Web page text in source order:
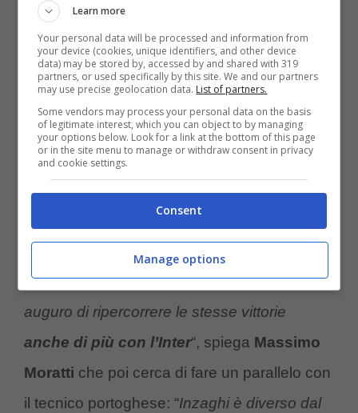
di Simone Inzaghi che in questi tre anni ha
stupito per la sua capacità di vincere e
conquistare i trofei ogni anno, tanto che lo
accosta a un allenatore che ha fatto la storia
della società come José Mourinho, un
allenatore a cui lo stesso Moratti è
legatissimo.
per me è unico, a lui mi legano anni di
successi straordinari e aSimone Inzaghi
auguro di ripercorrere le stesse vittorie
anche di più con l’Inter“, spiega Massimo
Moratti che poi cerca di fare un parallelo con
il tecnico portoghese: “Inzaghi è diverso dal
Learn more
Your personal data will be processed and information from
your device (cookies, unique identifiers, and other device
data) may be stored by, accessed by and shared with 319
partners, or used specifically by this site. We and our partners
may use precise geolocation data. List of partners.
Some vendors may process your personal data on the basis
of legitimate interest, which you can object to by managing
your options below. Look for a link at the bottom of this page
or in the site menu to manage or withdraw consent in privacy
and cookie settings.
Consent
Manage options